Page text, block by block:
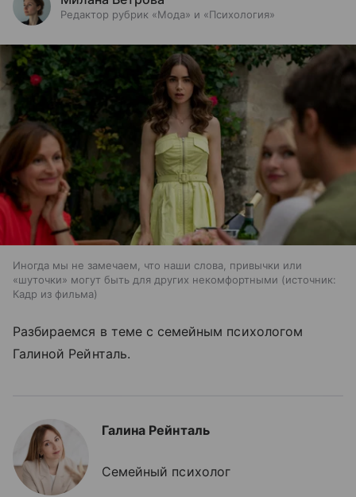
Редактор рубрик «Мода» и «Психология»
Иногда мы не замечаем, что наши слова, привычки или
«шуточки» могут быть для других некомфортными
источник:
Кадр из фильма
Разбираемся в теме с семейным психологом
Галиной Рейнталь.
Галина Рейнталь
Семейный психолог